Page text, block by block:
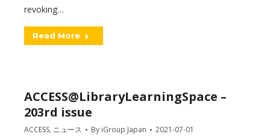
revoking…
Read More
ACCESS@LibraryLearningSpace –
203rd issue
ACCESS, ニュース By iGroup Japan 2021-07-01